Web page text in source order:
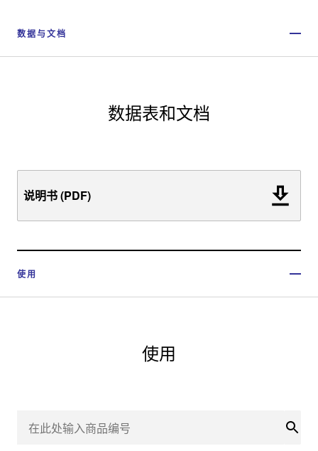
数据与文档
数据表和文档
说明书 (PDF)
使用
使用
搜索